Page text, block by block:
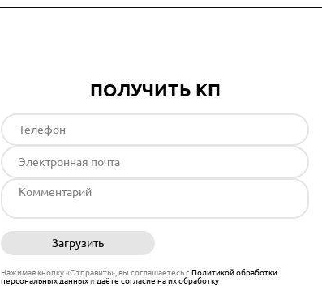
ПОЛУЧИТЬ КП
Загрузить
Нажимая кнопку «Отправить», вы соглашаетесь сПолитикой обработки
персональных данныхи даёте согласие на их обработку